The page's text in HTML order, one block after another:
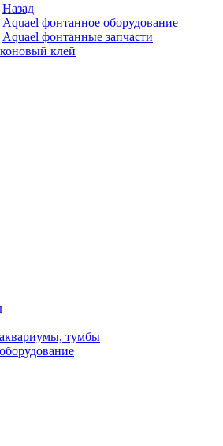
Назад
Aquael фонтанное оборудование
Aquael фонтанные запчасти
клей
тумбы